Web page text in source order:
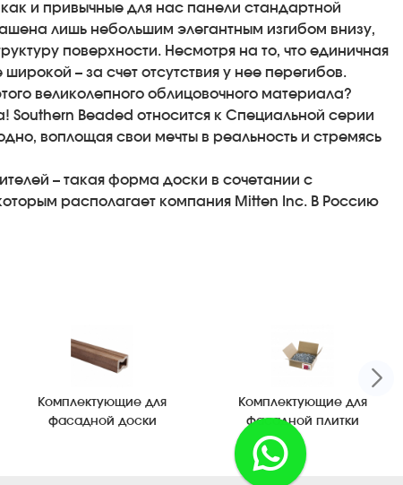
и привычные для нас панели стандартной
лишь небольшим элегантным изгибом внизу,
поверхности. Несмотря на то, что единичная
– за счет отсутствия у нее перегибов.
великолепного облицовочного материала?
Beaded относится к Специальной серии
воплощая свои мечты в реальность и стремясь
– такая форма доски в сочетании с
располагает компания Mitten Inc. В Россию
Комплектующие для
фасадной доски
Комплектующие для
фасадной плитки